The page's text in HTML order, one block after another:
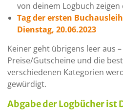
von deinem Logbuch zeigen
Tag der ersten
Dienstag, 20.06.2023
Keiner geht übrigens leer aus
Preise/Gutscheine und die
verschiedenen Kategorien
gewürdigt.
Abgabe der Logbücher ist